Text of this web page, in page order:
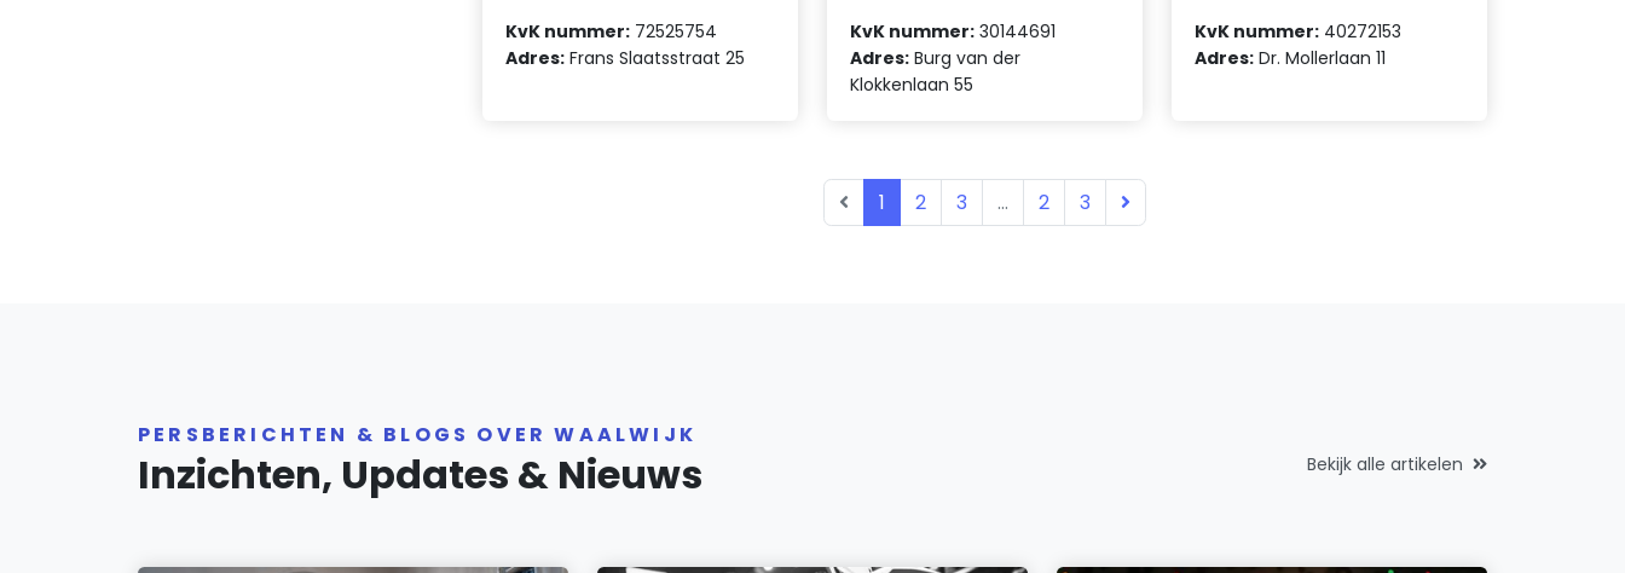
KvK nummer: 72525754
Adres: Frans Slaatsstraat 25
KvK nummer: 30144691
Adres: Burg van der
Klokkenlaan 55
KvK nummer: 40272153
Adres: Dr. Mollerlaan 11
1 2 3 ... 2 3
PERSBERICHTEN & BLOGS OVER WAALWIJK
Inzichten, Updates & Nieuws Bekijk alle artikelen